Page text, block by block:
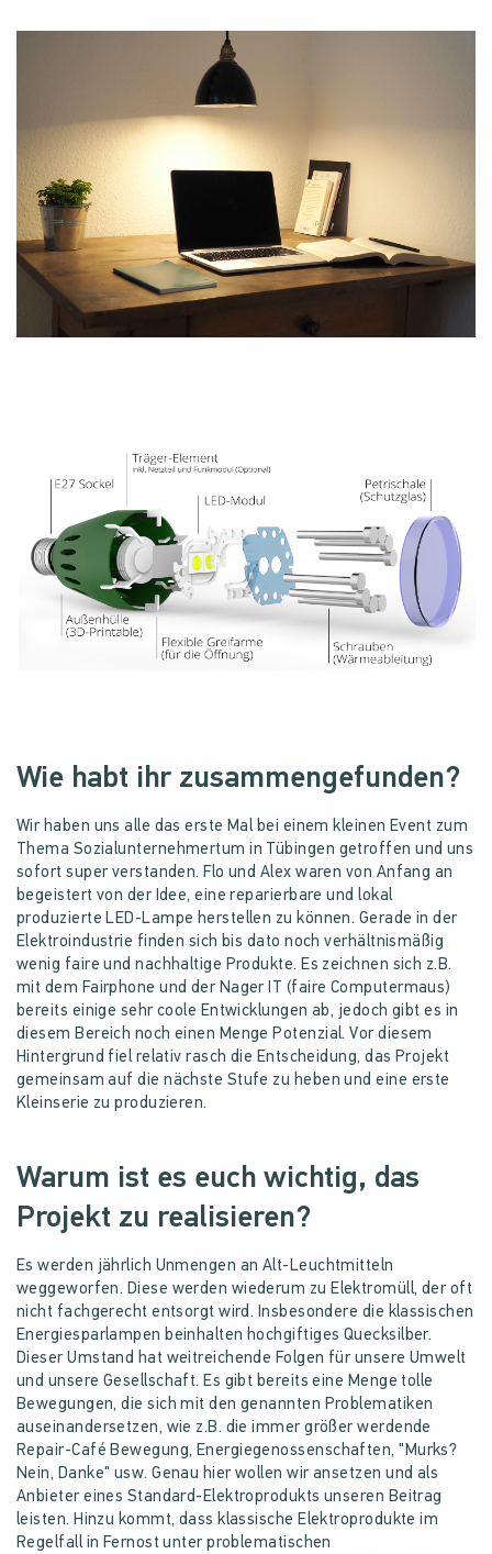
Wie habt ihr zusammengefunden?
Wir haben uns alle das erste Mal bei einem kleinen Event zum
Thema Sozialunternehmertum in Tübingen getroffen und uns
sofort super verstanden. Flo und Alex waren von Anfang an
begeistert von der Idee, eine reparierbare und lokal
produzierte LED-Lampe herstellen zu können. Gerade in der
Elektroindustrie finden sich bis dato noch verhältnismäßig
wenig faire und nachhaltige Produkte. Es zeichnen sich z.B.
mit dem Fairphone und der Nager IT (faire Computermaus)
bereits einige sehr coole Entwicklungen ab, jedoch gibt es in
diesem Bereich noch einen Menge Potenzial. Vor diesem
Hintergrund fiel relativ rasch die Entscheidung, das Projekt
gemeinsam auf die nächste Stufe zu heben und eine erste
Kleinserie zu produzieren.
Warum ist es euch wichtig, das
Projekt zu realisieren?
Es werden jährlich Unmengen an Alt-Leuchtmitteln
weggeworfen. Diese werden wiederum zu Elektromüll, der oft
nicht fachgerecht entsorgt wird. Insbesondere die klassischen
Energiesparlampen beinhalten hochgiftiges Quecksilber.
Dieser Umstand hat weitreichende Folgen für unsere Umwelt
und unsere Gesellschaft. Es gibt bereits eine Menge tolle
Bewegungen, die sich mit den genannten Problematiken
auseinandersetzen, wie z.B. die immer größer werdende
Repair-Café Bewegung, Energiegenossenschaften, "Murks?
Nein, Danke" usw. Genau hier wollen wir ansetzen und als
Anbieter eines Standard-Elektroprodukts unseren Beitrag
leisten. Hinzu kommt, dass klassische Elektroprodukte im
Regelfall in Fernost unter problematischen